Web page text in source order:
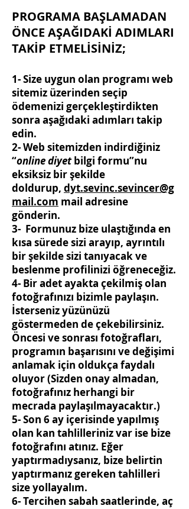
PROGRAMA BAŞLAMADAN
ÖNCE AŞAĞIDAKİ ADIMLARI
TAKİP ETMELİSİNİZ;
1- Size uygun olan programı web
sitemiz üzerinden seçip
ödemenizi gerçekleştirdikten
sonra aşağıdaki adımları takip
edin.
2- Web sitemizden indirdiğiniz
“online diyetbilgi formu”nu
eksiksiz bir şekilde
doldurup, dyt.sevinc.sevincer@g
mail.com mail adresine
gönderin.
3- Formunuz bize ulaştığında en
kısa sürede sizi arayıp, ayrıntılı
bir şekilde sizi tanıyacak ve
beslenme profilinizi öğreneceğiz.
4- Bir adet ayakta çekilmiş olan
fotoğrafınızı bizimle paylaşın.
İsterseniz yüzünüzü
göstermeden de çekebilirsiniz.
Öncesi ve sonrası fotoğrafları,
programın başarısını ve değişimi
anlamak için oldukça faydalı
oluyor (Sizden onay almadan,
fotoğrafınız herhangi bir
mecrada paylaşılmayacaktır.)
5- Son 6 ay içerisinde yapılmış
olan kan tahlilleriniz var ise bize
fotoğrafını atınız. Eğer
yaptırmadıysanız, bize belirtin
yaptırmanız gereken tahlilleri
size yollayalım.
6- Tercihen sabah saatlerinde, aç